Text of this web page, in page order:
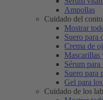
Ampollas
Cuidado del
Mostrar
Suero para
Crema de
Mascarillas
Sérum
Suero para
Gel para
Cuidado de los